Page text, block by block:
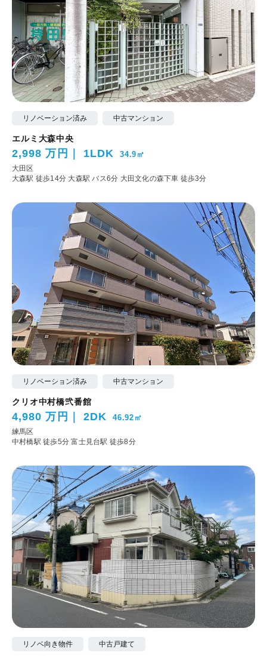
リノベーション済み 中古マンション
エルミ大森中央
2,998 万円 1LDK 34.9㎡
大田区
大森駅 徒歩14分 大森駅 バス6分 大田文化の森下車 徒歩3分
リノベーション済み 中古マンション
クリオ中村橋弐番館
4,980 万円 2DK 46.92㎡
練馬区
中村橋駅 徒歩5分富士見台駅 徒歩8分
リノベ向き物件 中古戸建て